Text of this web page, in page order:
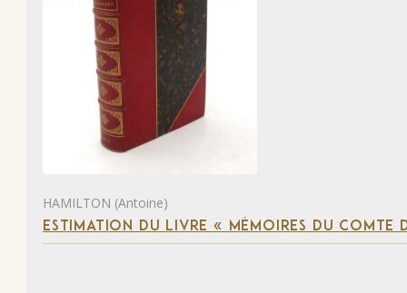
HAMILTON (Antoine)
ESTIMATION DU LIVRE « MÉMOIRES DU COMTE